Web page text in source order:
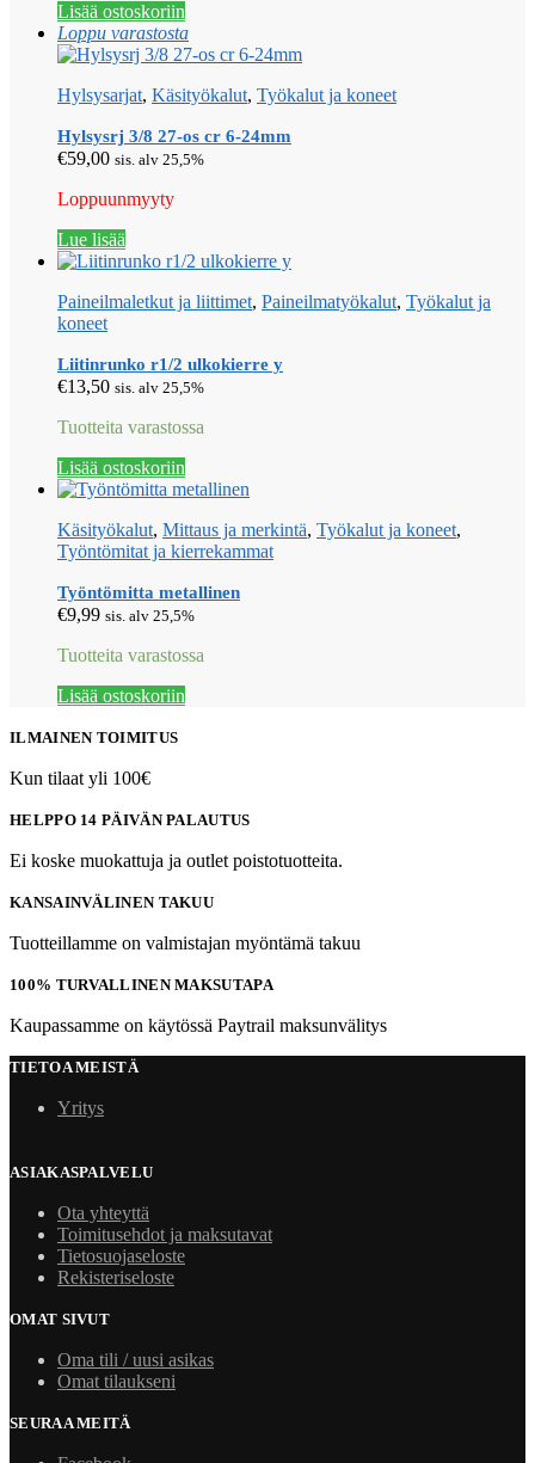
Lisää ostoskoriin
Loppu varastosta
Hylsysarjat, Käsityökalut, Työkalut ja koneet
Hylsysrj 3/8 27-os cr 6-24mm
€59,00 sis. alv 25,5%
Loppuunmyyty
Lue lisää
Paineilmaletkut ja liittimet, Paineilmatyökalut, Työkalut ja
koneet
Liitinrunko r1/2 ulkokierre y
€13,50 sis. alv 25,5%
Tuotteita varastossa
Lisää ostoskoriin
Käsityökalut, Mittaus ja merkintä, Työkalut ja koneet,
Työntömitat ja kierrekammat
Työntömitta metallinen
€9,99 sis. alv 25,5%
Tuotteita varastossa
Lisää ostoskoriin
ILMAINEN TOIMITUS
Kun tilaat yli 100€
HELPPO 14 PÄIVÄN PALAUTUS
Ei koske muokattuja ja outlet poistotuotteita.
KANSAINVÄLINEN TAKUU
Tuotteillamme on valmistajan myöntämä takuu
100% TURVALLINEN MAKSUTAPA
Kaupassamme on käytössä Paytrail maksunvälitys
TIETOA MEISTÄ
Yritys
ASIAKASPALVELU
Ota yhteyttä
Toimitusehdot ja maksutavat
Tietosuojaseloste
Rekisteriseloste
OMAT SIVUT
Oma tili / uusi asikas
Omat tilaukseni
SEURAA MEITÄ